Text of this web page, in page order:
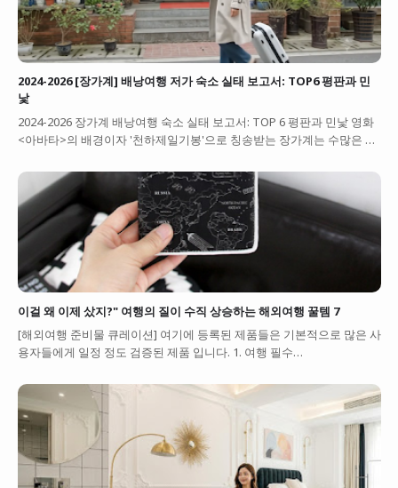
2024-2026 [장가계] 배낭여행 저가 숙소 실태 보고서: TOP6 평판과 민
낯
2024-2026 장가계 배낭여행 숙소 실태 보고서: TOP 6 평판과 민낯 영화
<아바타>의 배경이자 '천하제일기봉'으로 칭송받는 장가계는 수많은 …
이걸 왜 이제 샀지?" 여행의 질이 수직 상승하는 해외여행 꿀템 7
[해외여행 준비물 큐레이션] 여기에 등록된 제품들은 기본적으로 많은 사
용자들에게 일정 정도 검증된 제품 입니다. 1. 여행 필수…